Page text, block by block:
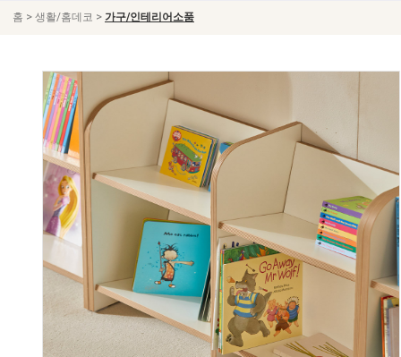
홈 > 생활/홈데코 > 가구/인테리어소품